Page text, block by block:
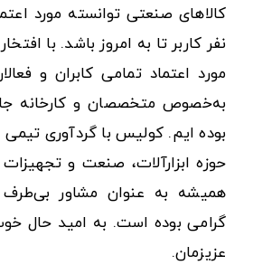
نفر کاربر تا به امروز باشد. با
مورد اعتماد تمامی کابران و
به‌خصوص متخصصان و کارخانه
بوده ایم. کولیس با گردآوری
حوزه ابزارآلات، صنعت و
همیشه به عنوان مشاور بی‌طرف
گرامی بوده است. به امید حال
عزیزمان.